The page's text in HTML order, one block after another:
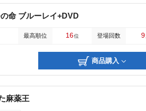
命 ブルーレイ+DVD
最高順位 16位 登場回数 9
商品購入
麻薬王